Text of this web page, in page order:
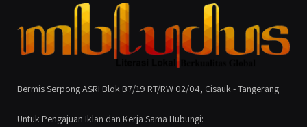
Bermis Serpong ASRI Blok B7/19 RT/RW 02/04, Cisauk - Tangerang
Untuk Pengajuan Iklan dan Kerja Sama Hubungi: